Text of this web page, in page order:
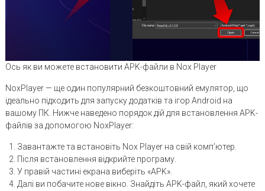
Ось як ви можете встановити APK-файли в Nox Player
NoxPlayer — ще один популярний безкоштовний емулятор, що
ідеально підходить для запуску додатків та ігор Android на
вашому ПК. Нижче наведено порядок дій для встановлення APK-
файлів за допомогою NoxPlayer:
Завантажте та встановіть Nox Player на свій комп’ютер.
Після встановлення відкрийте програму.
У правій частині екрана виберіть «APK».
Далі ви побачите нове вікно. Знайдіть APK-файл, який хочете